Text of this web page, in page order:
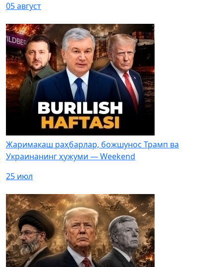
05 август
Жаримакаш раҳбарлар, божшунос Трамп ва
Украинанинг ҳужуми — Weekend
25 июл